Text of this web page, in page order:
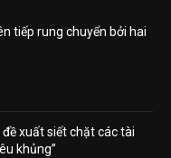
tiếp rung chuyển bởi hai
đề xuất siết chặt các tài
khủng”